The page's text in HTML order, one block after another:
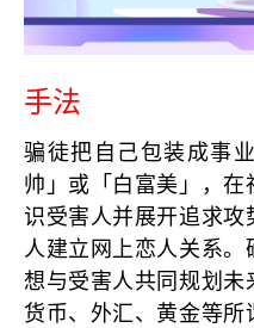
手法
骗徒把自己包装成事
帅」或「白富美」，
识受害人并展开追求攻
人建立网上恋人关系
想与受害人共同规划未
货币、外汇、黄金等